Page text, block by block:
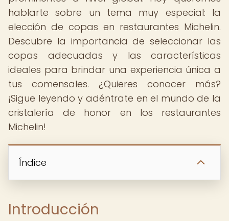
hablarte sobre un tema muy especial: la
elección de copas en restaurantes Michelin.
Descubre la importancia de seleccionar las
copas adecuadas y las características
ideales para brindar una experiencia única a
tus comensales. ¿Quieres conocer más?
¡Sigue leyendo y adéntrate en el mundo de la
cristalería de honor en los restaurantes
Michelin!
Índice
Introducción